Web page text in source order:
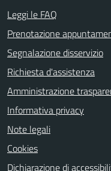
Leggi le FAQ
Prenotazione
Segnalazione disservizio
Richiesta d'assistenza
Amministrazione
Informativa privacy
Note legali
Cookies
Dichiarazione di